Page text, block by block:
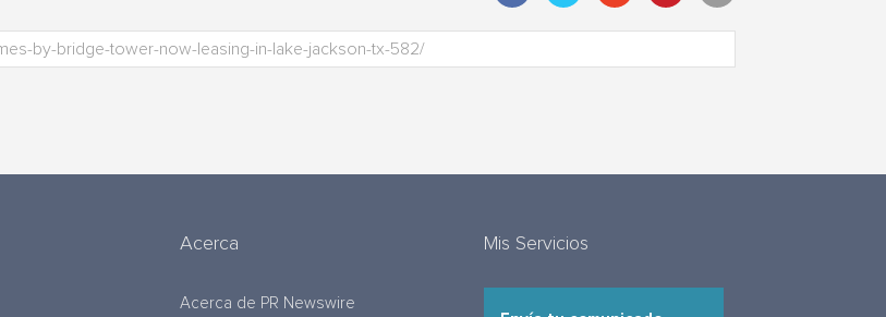
Acerca
Acerca de PR Newswire
Mis Servicios